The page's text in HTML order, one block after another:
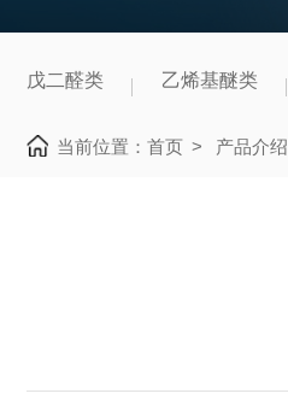
戊二醛类 乙烯基醚类
当前位置： 首页 > 产品介绍